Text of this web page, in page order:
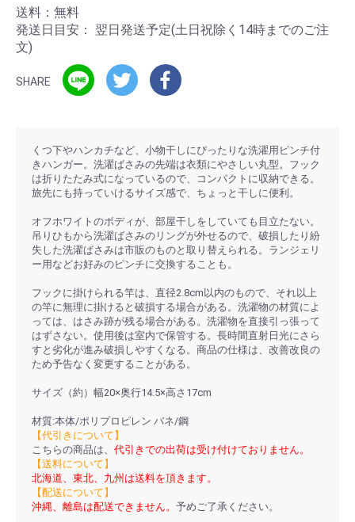
送料：無料
発送日目安：
翌日発送予定(土日祝除く14時までのご注
文)
SHARE
くつ下やハンカチなど、小物干しにぴったりな洗濯用ピンチ付
きハンガー。洗濯ばさみの先端は衣類にやさしい丸型。フック
は折りたたみ式になっているので、コンパクトに収納できる。
旅先にも持っていけるサイズ感で、ちょっと干しに便利。
オフホワイトのボディが、部屋干しをしていても目立たない。
吊りひもから洗濯ばさみのリングが外せるので、破損したり紛
失した洗濯ばさみは市販のものと取り替えられる。ランジェリ
ー用などお好みのピンチに交換することも。
フックに掛けられる竿は、直径2.8cm以内のもので、それ以上
の竿に無理に掛けると破損する場合がある。洗濯物の材質によ
っては、はさみ跡が残る場合がある。洗濯物を直接引っ張って
はずさない。使用後は室内で保管する。長時間直射日光にさら
すと劣化が進み破損しやすくなる。商品の仕様は、改善改良の
ため予告なく変更することがある。
サイズ（約）幅20×奥行14.5×高さ17cm
材質:本体/ポリプロピレン バネ/鋼
【代引きについて】
こちらの商品は、 代引きでの出荷は受け付けておりません。
【送料について】
北海道、東北、九州は送料を頂きます。
【配送について】
沖縄、離島は配送できません。 予めご了承ください。